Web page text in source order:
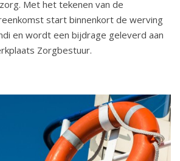
Met het tekenen van de
start binnenkort de werving
en wordt een bijdrage geleverd aan
Zorgbestuur.